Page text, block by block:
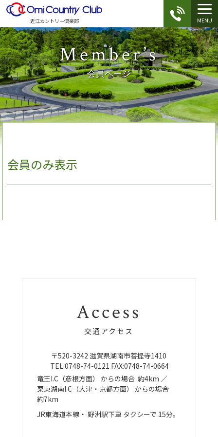
近江カントリー倶楽部 MENU
Member’s
会員ページ
会員のみ表示
Access
交通アクセス
〒520-3242 滋賀県湖南市菩提寺1410
TEL:0748-74-0121 FAX:0748-74-0664
竜王I.C（彦根方面） からの場合 約4km ／
栗東湖南I.C（大津・京都方面）
からの場合
約7km
JR東海道本線・ 野洲駅下車 タクシーで 15分。